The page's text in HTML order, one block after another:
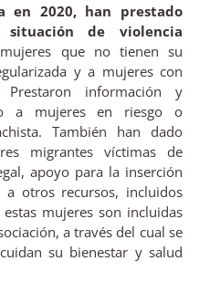
en 2020, han prestado
de violencia
que no tienen su
y a mujeres con
información y
a mujeres en riesgo o
También han dado
migrantes víctimas de
apoyo para la inserción
otros recursos, incluidos
estas mujeres son incluidas
a través del cual se
su bienestar y salud